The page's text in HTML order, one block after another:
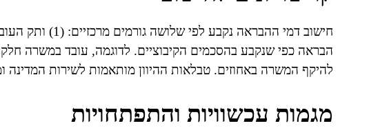
הבראה כפי שנקבע בהסכמים הקיבוציים. לדוגמה, עובד במשרה
להיקף המשרה באחוזים. טבלאות ההיוון מותאמות לשירות המדינה
מגמות עכשוויות והתפתחויות